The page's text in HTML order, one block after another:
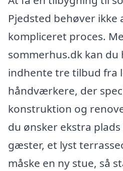
Pjedsted behøver ikke
kompliceret proces.
sommerhus.dk kan
indhente tre tilbud fra
håndværkere, der
konstruktion og
du ønsker ekstra
gæster, et lyst
måske en ny stue, så